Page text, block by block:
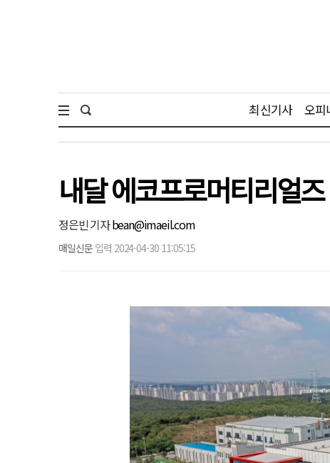
최신기사 오피
내달 에코프로머티리얼
정은빈 기자bean@imaeil.com
매일신문 입력 2024-04-30 11:05:15